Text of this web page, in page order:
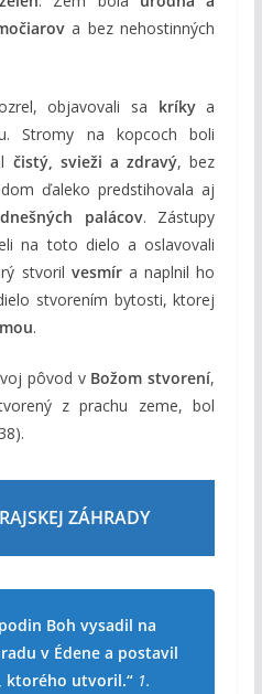
a bez nehostinných
objavovali sa kríkya
Stromy na kopcoch boli
čistý, svieži a zdravý, bez
ďaleko predstihovala aj
palácov. Zástupy
na toto dielo a oslavovali
stvoril vesmíra naplnil ho
stvorením bytosti, ktorej
.
pôvod v Božom stvorení,
z prachu zeme, bol
ZÁHRADY
Boh vysadil na
v Édene a postavil
ktorého utvoril.“ 1.